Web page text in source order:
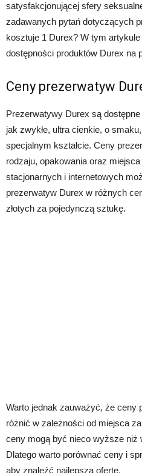
satysfakcjonującej sfery
zadawanych pytań dotyczących
kosztuje 1 Durex? W tym
dostępności produktów Durex na
Ceny prezerwatyw
Prezerwatywy Durex są
jak zwykłe, ultra cienkie, o
specjalnym kształcie. Ceny
rodzaju, opakowania oraz
stacjonarnych i internetowych
prezerwatyw Durex w różnych
złotych za pojedynczą sztukę.
Warto jednak zauważyć, że ceny
różnić w zależności od miejsca
ceny mogą być nieco wyższe niż
Dlatego warto porównać ceny i
aby znaleźć najlepszą ofertę.